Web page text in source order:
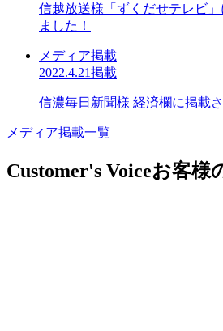
信越放送様「ずくだせテレビ
ました！
メディア掲載
2022.4.21掲載
信濃毎日新聞様 経済欄に掲載
メディア掲載一覧
Customer's Voiceお客様